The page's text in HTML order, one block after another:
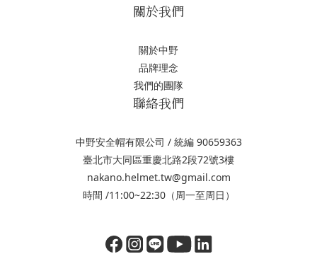
關於我們
關於中野
品牌理念
我們的團隊
聯絡我們
中野安全帽有限公司 / 統編 90659363
臺北市大同區重慶北路2段72號3樓
nakano.helmet.tw@gmail.com
時間 /11:00~22:30（周一至周日）